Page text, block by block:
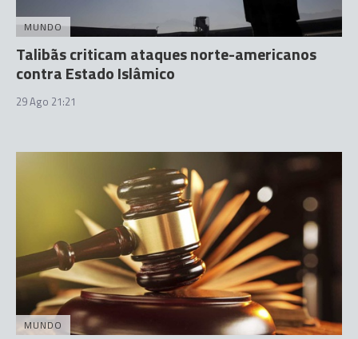
MUNDO
Talibãs criticam ataques norte-americanos
contra Estado Islâmico
29 Ago 21:21
MUNDO